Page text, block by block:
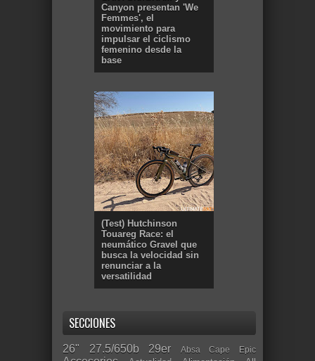
Canyon presentan 'We
Femmes', el
movimiento para
impulsar el ciclismo
femenino desde la
base
(Test) Hutchinson
Touareg Race: el
neumático Gravel que
busca la velocidad sin
renunciar a la
versatilidad
SECCIONES
26" 27.5/650b 29er Absa Cape Epic